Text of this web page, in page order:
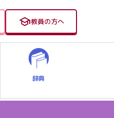
教員の方へ
辞典